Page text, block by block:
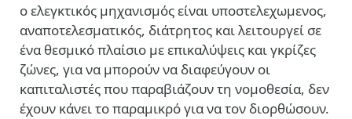
ο ελεγκτικός μηχανισμός είναι υποστελεχωμενος,
αναποτελεσματικός, διάτρητος και λειτουργεί σε
ένα θεσμικό πλαίσιο με επικαλύψεις και γκρίζες
ζώνες, για να μπορούν να διαφεύγουν οι
καπιταλιστές που παραβιάζουν τη νομοθεσία, δεν
έχουν κάνει το παραμικρό για να τον διορθώσουν.